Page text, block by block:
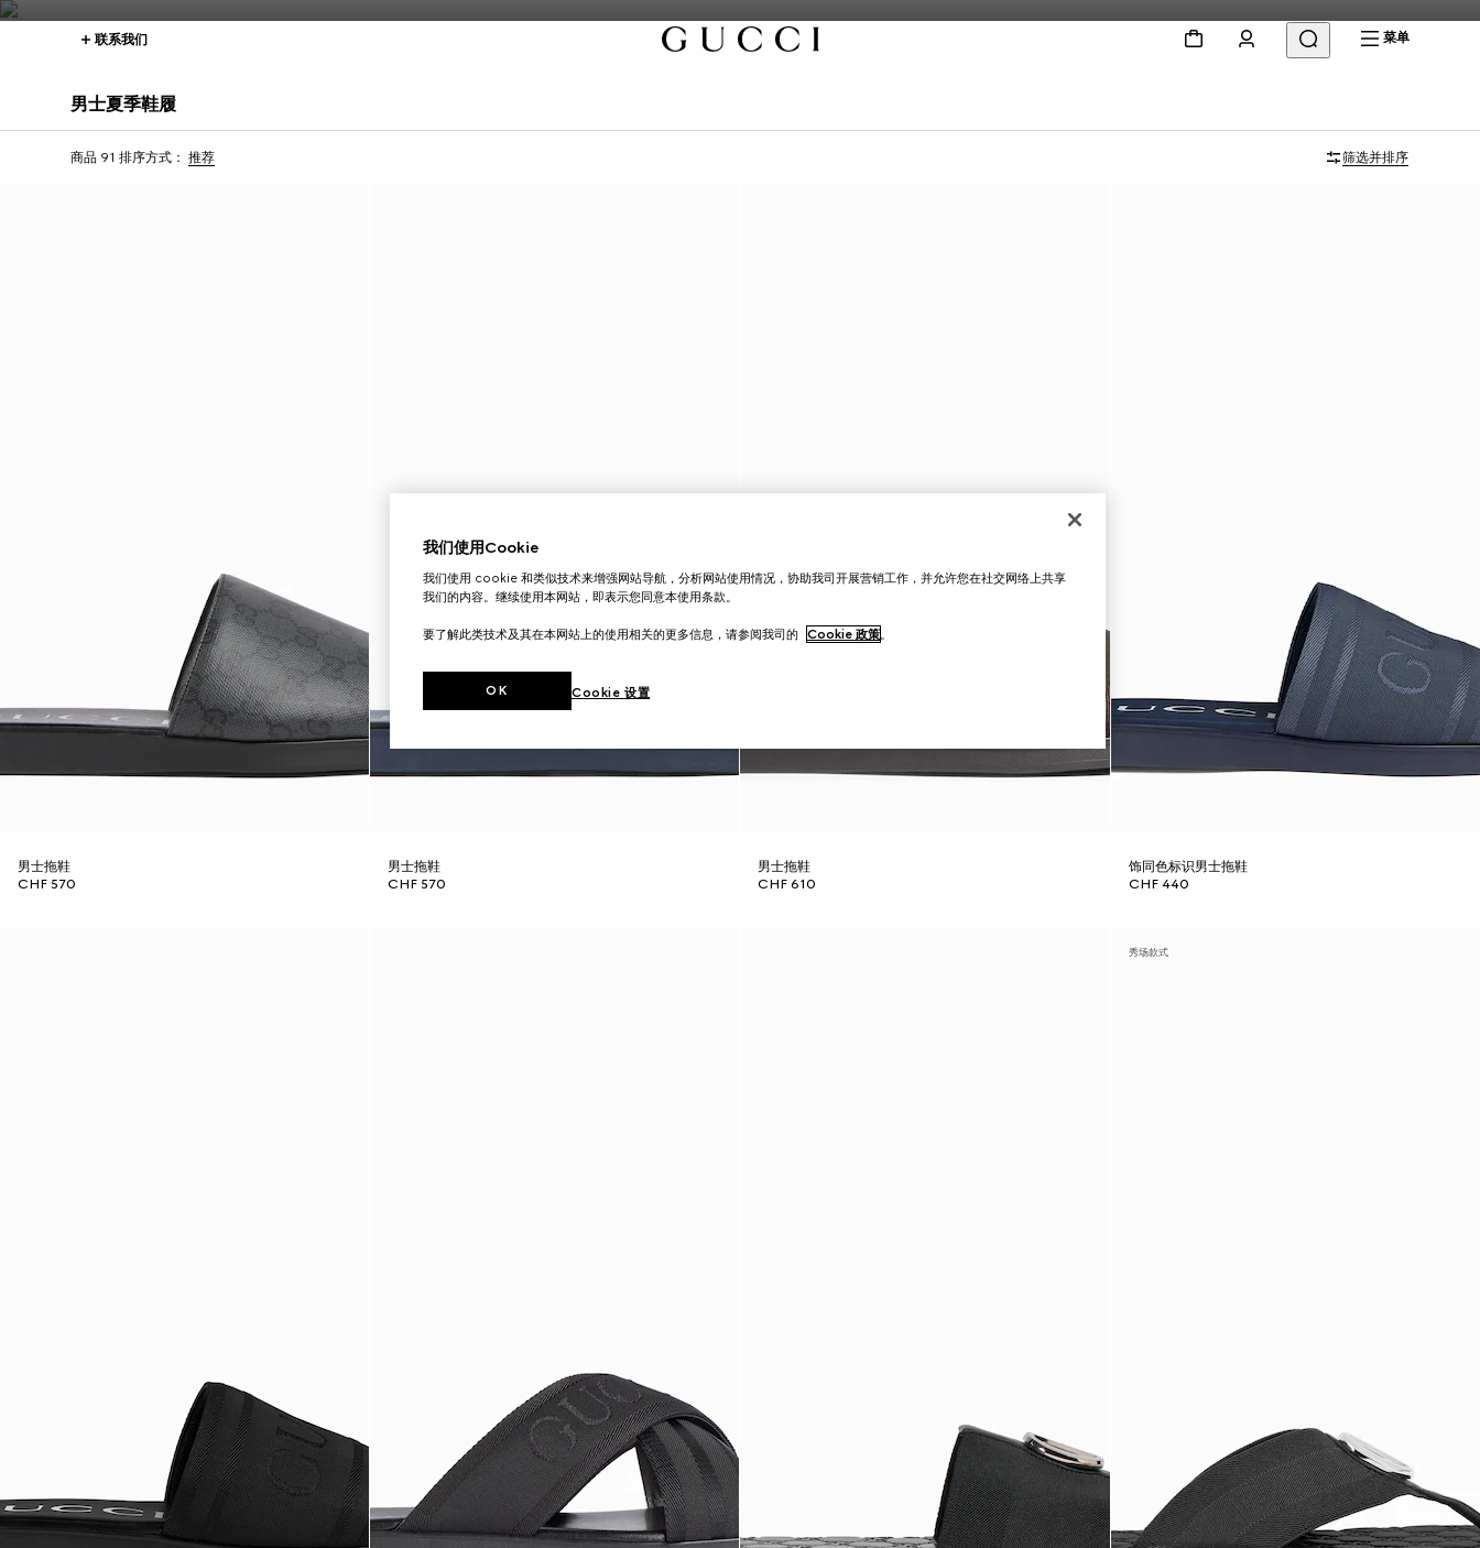
联系我们 菜单
男士夏季鞋履
商品 91 排序方式： 推荐 筛选并排序
男士拖鞋
CHF 570
男士拖鞋
CHF 570
男士拖鞋
CHF 610
饰同色标识男士拖鞋
CHF 440
秀场款式
我们使用Cookie
我们使用 cookie 和类似技术来增强网站导航，分析网站使用情况，协助我司开展营销工作，并允许您在社交网络上共享
我们的内容。继续使用本网站，即表示您同意本使用条款。
要了解此类技术及其在本网站上的使用相关的更多信息，请参阅我司的 Cookie 政策。
Cookie 设置
OK